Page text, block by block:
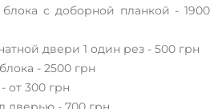
с доборной планкой - 1900
двери 1 один рез - 500 грн
- 2500 грн
от 300 грн